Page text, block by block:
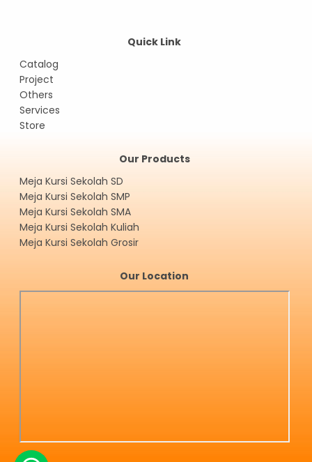
Quick Link
Catalog
Project
Others
Services
Store
Our Products
Meja Kursi Sekolah SD
Meja Kursi Sekolah SMP
Meja Kursi Sekolah SMA
Meja Kursi Sekolah Kuliah
Meja Kursi Sekolah Grosir
Our Location